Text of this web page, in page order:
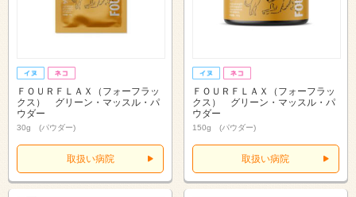
ＦＯＵＲＦＬＡＸ（フォーフラッ
クス） グリーン・マッスル・パ
ウダー
30g (パウダー)
取扱い病院
ＦＯＵＲＦＬＡＸ（フォーフラッ
クス） グリーン・マッスル・パ
ウダー
150g (パウダー)
取扱い病院